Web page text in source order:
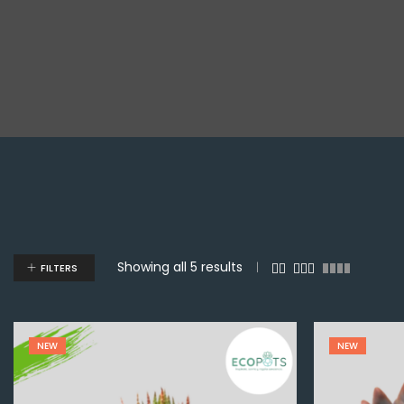
Showing all 5 results
FILTERS
NEW NEW